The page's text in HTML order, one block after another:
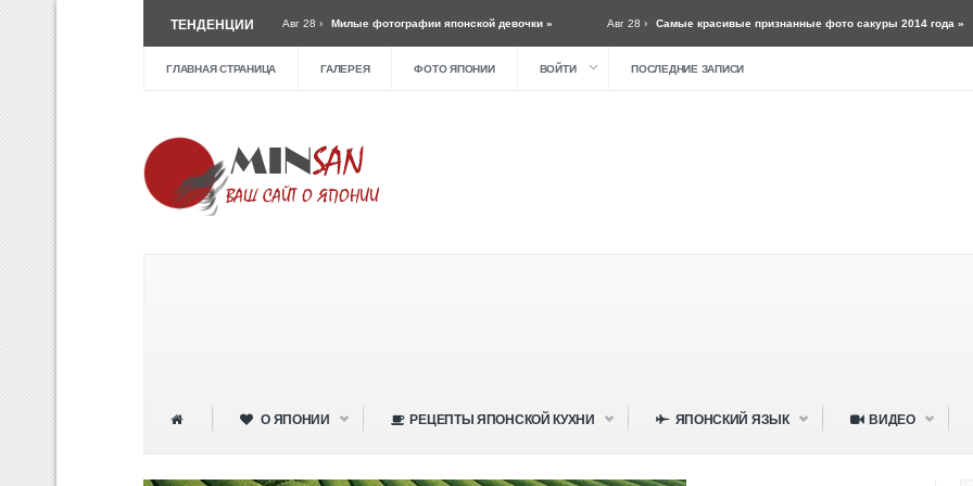
ТЕНДЕНЦИИ
Авг 28 › Милые фотографии японской девочки » Авг 28 › Самые красивые признанные фото сакуры 2014 года » Авг 28 ›
ГЛАВНАЯ СТРАНИЦА ГАЛЕРЕЯ ФОТО ЯПОНИИ ВОЙТИ ПОСЛЕДНИЕ ЗАПИСИ
О ЯПОНИИ РЕЦЕПТЫ ЯПОНСКОЙ КУХНИ ЯПОНСКИЙ ЯЗЫК ВИДЕО